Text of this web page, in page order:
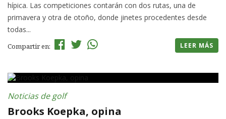
hípica. Las competiciones contarán con dos rutas, una de
primavera y otra de otoño, donde jinetes procedentes desde
todas...
Compartir en: LEER MÁS
Noticias de golf
Brooks Koepka, opina